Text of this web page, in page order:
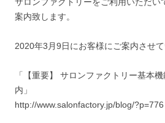
案内致します。
2020年3月9日にお客様にご案内させ
「【重要】 サロンファクトリー基本
内」
http://www.salonfactory.jp/blog/?p=776